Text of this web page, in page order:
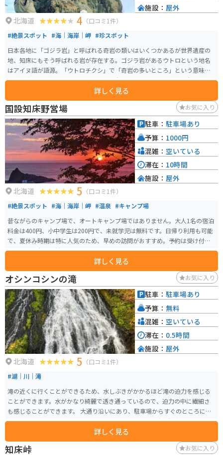
北海道 4 （口コミ1件）
#絶景スポット #海｜海岸｜岬 #珍スポット
日本各地に「ゴジラ岩」と呼ばれる奇岩の類いはいくつかあるが世界遺産の
地、知床にもそう呼ばれる岩が存在する。ゴジラ岩があるウトロという地名
はアイヌ語が語源。「ウトロチクシ」で「奇岩の多いところ」という意味で
す。知床八景に選ばれている「オロンコ岩」をはじめとして、帽子岩・げんこ
つ岩・亀(ガメラ)岩など、その名の通りたくさんの奇岩が点在している。 ゴジ
ラ岩は、本物のゴジラには遠く及ばないが高さが15メートルあり、観光船が
発着するウトロ港のすぐ近くにあります。角度によってはゴジラに見えない
かもしれないため見過ごされてしまうことも多いこの岩。オロンコ岩のすぐ
近くにあるので、オロンコ岩を見たら一緒にゴジラ岩にも足を運ぶのがオス
スメです。ゴジラ岩の真下に「ゴジラの手湯」もあり、源泉を使用してい
る。温度は高めになっているため、利用する時は注意してください。
詳しく見る
施設： 屋外
国設知床野営場 お気に入り
北海道 5 （口コミ1件）
#絶景スポット #海｜海岸｜岬 #温泉 #キャンプ場
昔ながらのキャンプ場で、オートキャンプ場ではありません。大人1名の宿泊
料金は400円、小中学生は200円で、未就学児は無料です。日帰り利用も可能
で、夏休み時期は特に人気のため、早めの訪問がおすすめ。予約は受け付け
ておらず、全て先着順となっています。 施設には管理事務所や炊事場、トイ
レがあり、また4名用のケビンや2名用のケビンも利用可能。特に2名用のケビ
ンには電源コンセントがありますが、それ以外の場所ではAC電源の利用はで
きません。 木立の中にあり、夕陽台展望台からは夕日に照らされた海面を眺
めることができ、近くには「夕陽台の湯」や「知床ボランティア活動施設」
もあります。市街地に隣接しながらも、森の中でのキャンプを楽しむことが
でき、林間のサイトはややデコボコした傾斜地となっています。 混雑時には
好条件の場所でテントを張るのが難しいかもしれませんが、空いている時は
快適なサイトを選ぶことができます。夕日を眺める際は、展望台が大変混雑
するので、近くのホテルの駐車場からの眺めもおすすめです。近隣にはコン
ビニや温泉施設もあり、知床観光や知床登山のベースキャンプとしても最適
な場所です。
詳しく見る
駐車： 駐車場あり
予算： 1000円
混雑： 空いている
滞在： 10時間
施設： 屋外
オシンコシンの滝 お気に入り
北海道 5 （口コミ1件）
#湖｜川｜滝
滝の近くに行くことができるため、水しぶきがかかるほど滝の迫力を感じる
ことができます。水がかなり綺麗で透き通っているので、迫力の中に繊細さ
も感じることができます。 大通り沿いにあり、駐車場からすぐのところにあ
るので、アクセスしやすいです。トイレや売店もあり、大型観光バスも来ま
詳しく見る
駐車： 駐車場あり
予算： 無料
混雑： 空いている
滞在： 0.5時間
施設： 屋外
知床峠 お気に入り